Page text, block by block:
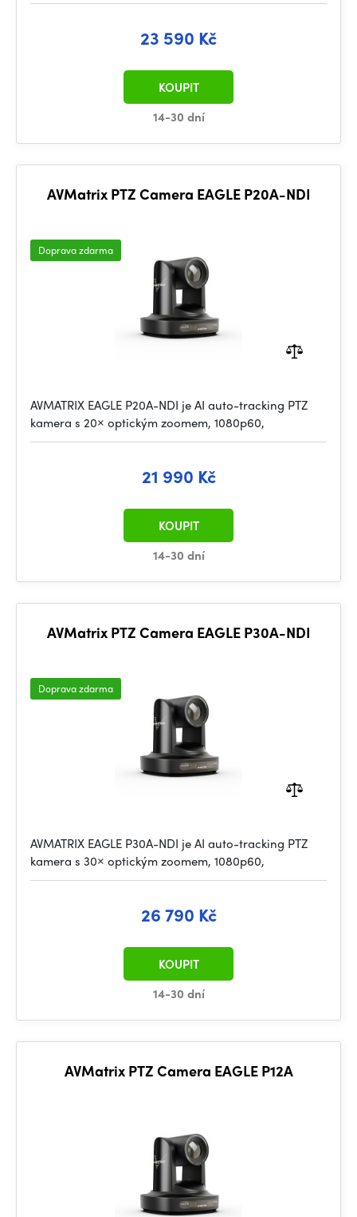
23 590 Kč
14-30 dní
KOUPIT
AVMatrix PTZ Camera EAGLE P20A-NDI
Doprava zdarma
AVMATRIX EAGLE P20A-NDI je AI auto-tracking PTZ
kamera s 20× optickým zoomem, 1080p60,
21 990 Kč
14-30 dní
KOUPIT
AVMatrix PTZ Camera EAGLE P30A-NDI
Doprava zdarma
AVMATRIX EAGLE P30A-NDI je AI auto-tracking PTZ
kamera s 30× optickým zoomem, 1080p60,
26 790 Kč
14-30 dní
KOUPIT
AVMatrix PTZ Camera EAGLE P12A